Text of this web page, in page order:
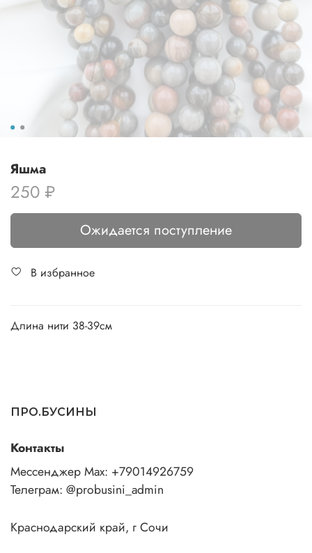
Яшма
250 ₽
Ожидается поступление
В избранное
Длина нити 38-39см
ПРО.БУСИНЫ
Контакты
Мессенджер Max: +79014926759
Телеграм: @probusini_admin
Краснодарский край, г Сочи